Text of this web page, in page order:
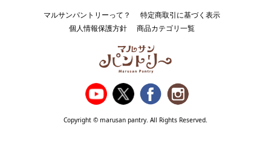
マルサンパントリーって？
特定商取引に基づく表示
個人情報保護方針
商品カテゴリ一覧
Copyright © marusan pantry. All Rights Reserved.